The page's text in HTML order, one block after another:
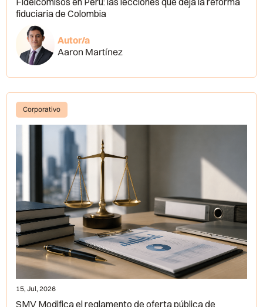
fiduciaria de Colombia
Autor/a
Aaron Martínez
Corporativo
15, Jul, 2026
SMV Modifica el reglamento de oferta pública de